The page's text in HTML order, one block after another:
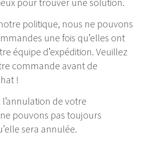
politique, nous ne pouvons
une fois qu’elles ont
équipe d’expédition. Veuillez
commande avant de
!
de votre
pouvons pas toujours
sera annulée.